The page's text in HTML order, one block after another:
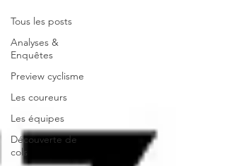
Tous les posts
Analyses &
Enquêtes
Preview cyclisme
Les coureurs
Les équipes
Découverte de
cols